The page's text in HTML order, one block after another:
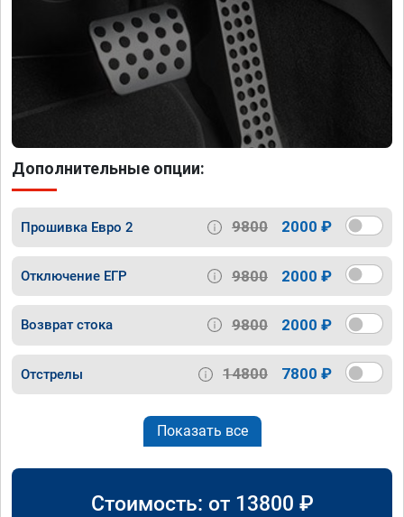
Дополнительные опции:
Прошивка Евро 2 9800 2000 ₽
Отключение ЕГР 9800 2000 ₽
Возврат стока 9800 2000 ₽
Отстрелы 14800 7800 ₽
Показать все
Стоимость: от 13800 ₽